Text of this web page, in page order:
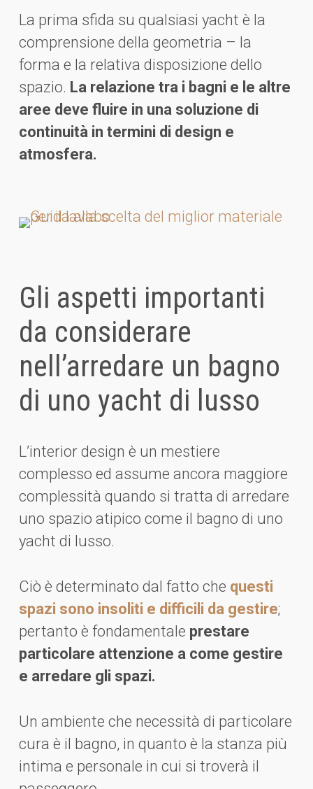
La prima sfida su qualsiasi yacht è la
comprensione della geometria – la
forma e la relativa disposizione dello
spazio. La relazione tra i bagni e le altre
aree deve fluire in una soluzione di
continuità in termini di design e
atmosfera.
Gli aspetti importanti
da considerare
nell’arredare un bagno
di uno yacht di lusso
L’interior design è un mestiere
complesso ed assume ancora maggiore
complessità quando si tratta di arredare
uno spazio atipico come il bagno di uno
yacht di lusso.
Ciò è determinato dal fatto che questi
spazi sono insoliti e difficili da gestire;
pertanto è fondamentale prestare
particolare attenzione a come gestire
e arredare gli spazi.
Un ambiente che necessità di particolare
cura è il bagno, in quanto è la stanza più
intima e personale in cui si troverà il